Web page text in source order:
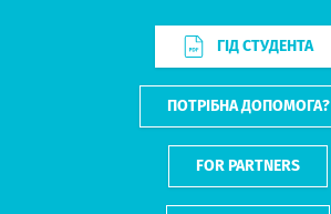
ГІД СТУДЕНТА
ПОТРІБНА ДОПОМОГА?
FOR PARTNERS